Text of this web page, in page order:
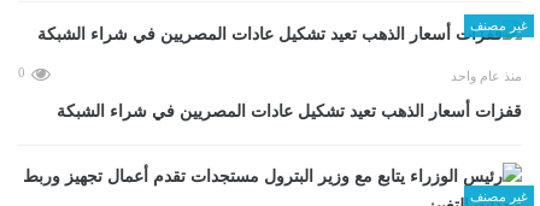
غير مصنف
منذ عام واحد 0
قفزات أسعار الذهب تعيد تشكيل عادات المصريين في شراء الشبكة
غير مصنف